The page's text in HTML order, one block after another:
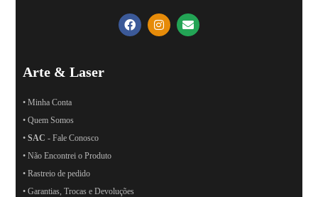
Arte & Laser
• Minha Conta
• Quem Somos
•SAC - Fale Conosco
• Não Encontrei o Produto
• Rastreio de pedido
• Garantias, Trocas e Devoluções